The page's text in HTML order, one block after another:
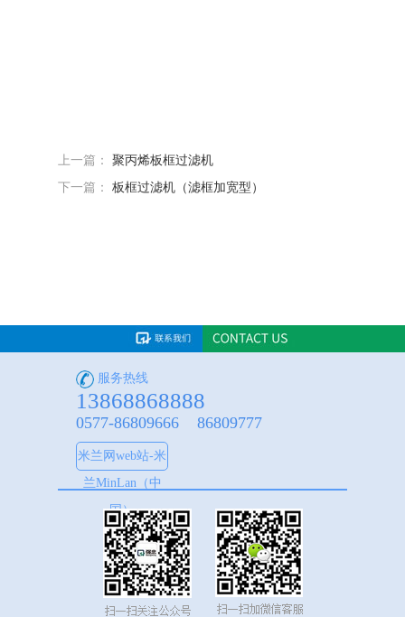
上一篇： 聚丙烯板框过滤机
下一篇： 板框过滤机（滤框加宽型）
服务热线
13868868888
0577-86809666 86809777
米兰网web站-米
兰MinLan（中
国）